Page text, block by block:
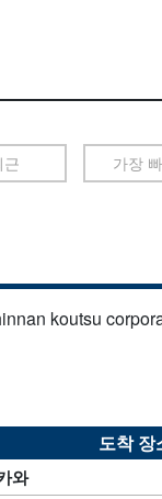
근 가장
koutsu
도착 장
와